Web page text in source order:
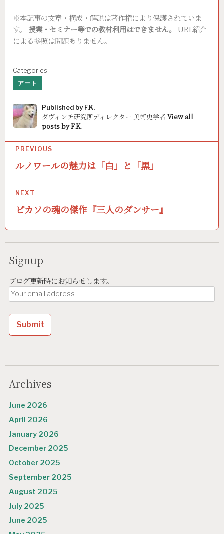
※本記事の文章・構成・解説は著作権により保護されていま
す。 授業・セミナー等での教材利用はできません。 URL紹介
による参照は問題ありません。
Categories:
アート
Published by F.K.
ダヴィンチ研究所ディレクター 美術史学者 View all
posts by F.K.
s
t
a
g
a
n
PREVIOUS
ルノワールの魅力は「白」と「黒」
NEXT
ピカソの魂の傑作『三人のダンサー』
Signup
ブログ更新時にお知らせします。
Archives
June 2026
April 2026
January 2026
December 2025
October 2025
September 2025
August 2025
July 2025
June 2025